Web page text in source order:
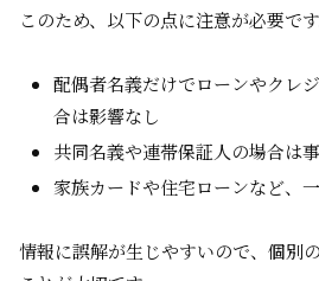
このため、以下の点に注意が必要です
配偶者名義だけでローンやクレ
合は影響なし
共同名義や連帯保証人の場合は
家族カードや住宅ローンなど、
情報に誤解が生じやすいので、個別